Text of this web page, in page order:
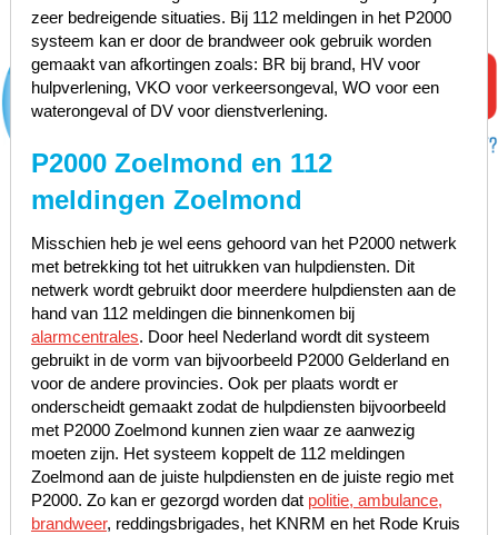
zeer bedreigende situaties. Bij 112 meldingen in het P2000
systeem kan er door de brandweer ook gebruik worden
gemaakt van afkortingen zoals: BR bij brand, HV voor
hulpverlening, VKO voor verkeersongeval, WO voor een
waterongeval of DV voor dienstverlening.
P2000 Zoelmond en 112
meldingen Zoelmond
Misschien heb je wel eens gehoord van het P2000 netwerk
met betrekking tot het uitrukken van hulpdiensten. Dit
netwerk wordt gebruikt door meerdere hulpdiensten aan de
hand van 112 meldingen die binnenkomen bij
alarmcentrales. Door heel Nederland wordt dit systeem
gebruikt in de vorm van bijvoorbeeld P2000 Gelderland en
voor de andere provincies. Ook per plaats wordt er
onderscheidt gemaakt zodat de hulpdiensten bijvoorbeeld
met P2000 Zoelmond kunnen zien waar ze aanwezig
moeten zijn. Het systeem koppelt de 112 meldingen
Zoelmond aan de juiste hulpdiensten en de juiste regio met
P2000. Zo kan er gezorgd worden dat politie, ambulance,
brandweer, reddingsbrigades, het KNRM en het Rode Kruis